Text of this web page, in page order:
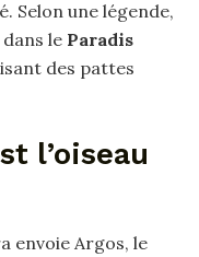
Selon une légende,
le Paradis
des pattes
l’oiseau
envoie Argos, le